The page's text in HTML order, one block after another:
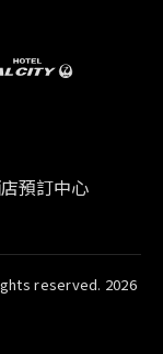
預訂中心
reserved. 2026